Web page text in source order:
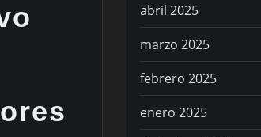
abril 2025
marzo 2025
febrero 2025
enero 2025